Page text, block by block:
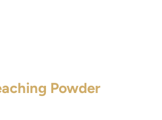
Powder